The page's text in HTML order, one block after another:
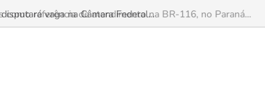
vaga na Câmara Federal...